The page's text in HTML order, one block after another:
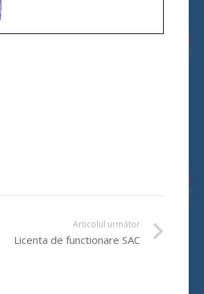
Articolul următor
Licenta de functionare SAC